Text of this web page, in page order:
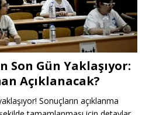
Son Gün Yaklaşıyor:
Açıklanacak?
Sonuçların açıklanma